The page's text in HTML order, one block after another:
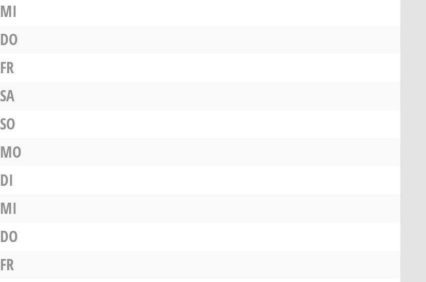
MI
DO
FR
SA
SO
MO
DI
MI
DO
FR